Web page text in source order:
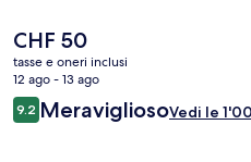
recensioni dei viaggiatori lodano il
invidiabile. La struttura è a pochi
mentre Stazione di NTU Hospital si
Il
prezzo
attuale
è
CHF 50
CHF 50
tasse e oneri inclusi
12 ago - 13 ago
Recensioni
9.29.2 su 10
MeravigliosoVedi le